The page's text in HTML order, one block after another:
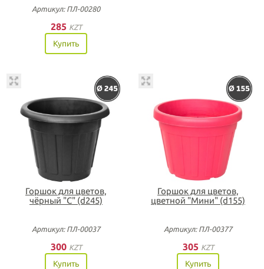
Артикул: ПЛ-00280
285 KZT
Купить
Горшок для цветов,
чёрный "С" (d245)
Артикул: ПЛ-00037
300 KZT
Купить
Горшок для цветов,
цветной "Мини" (d155)
Артикул: ПЛ-00377
305 KZT
Купить